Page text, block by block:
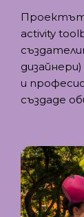
Проектът
activity
и
създаде